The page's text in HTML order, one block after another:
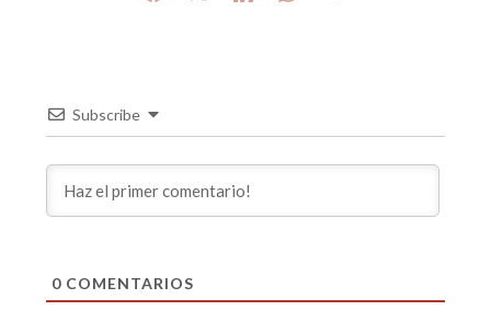
Subscribe
0COMENTARIOS